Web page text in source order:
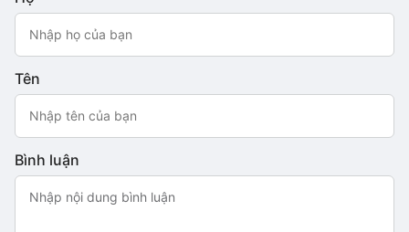
Tên
Bình luận